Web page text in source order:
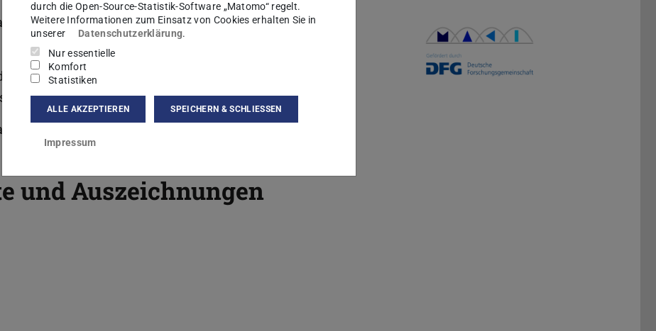
of the approach and all tools and data used in
repeat the evaluation from the paper and can be
for there worst-case throughput capacity.
day….
und Auszeichnungen
durch die Open-Source-Statistik-Software „Matomo“ regelt.
Weitere Informationen zum Einsatz von Cookies erhalten Sie in
unserer
Datenschutzerklärung.
Nur essentielle
Komfort
Statistiken
ALLE AKZEPTIEREN SPEICHERN & SCHLIESSEN
Impressum